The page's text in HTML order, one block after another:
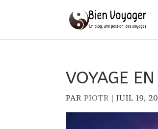
VOYAGE
PARPIOTR |JUIL 19,